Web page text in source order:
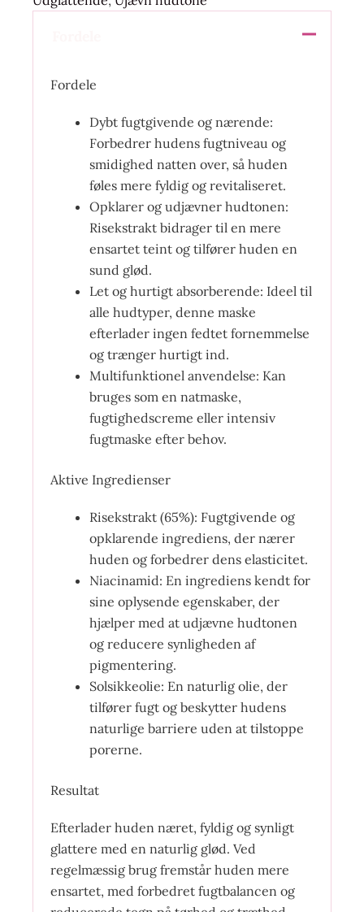
Fordele
Dybt fugtgivende og nærende:
Forbedrer hudens fugtniveau og
smidighed natten over, så huden
føles mere fyldig og revitaliseret.
Opklarer og udjævner hudtonen:
Risekstrakt bidrager til en mere
ensartet teint og tilfører huden en
sund glød.
Let og hurtigt absorberende: Ideel til
alle hudtyper, denne maske
efterlader ingen fedtet fornemmelse
og trænger hurtigt ind.
Multifunktionel anvendelse: Kan
bruges som en natmaske,
fugtighedscreme eller intensiv
fugtmaske efter behov.
Aktive Ingredienser
Risekstrakt (65%): Fugtgivende og
opklarende ingrediens, der nærer
huden og forbedrer dens elasticitet.
Niacinamid: En ingrediens kendt for
sine oplysende egenskaber, der
hjælper med at udjævne hudtonen
og reducere synligheden af
pigmentering.
Solsikkeolie: En naturlig olie, der
tilfører fugt og beskytter hudens
naturlige barriere uden at tilstoppe
porerne.
Resultat
Efterlader huden næret, fyldig og synligt
glattere med en naturlig glød. Ved
regelmæssig brug fremstår huden mere
ensartet, med forbedret fugtbalancen og